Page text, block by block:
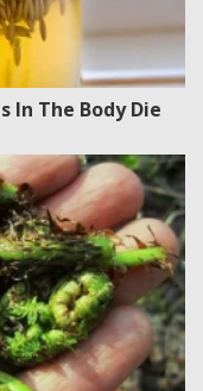
In The Body Die